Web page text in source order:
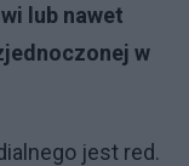
lub nawet
w
jest red.